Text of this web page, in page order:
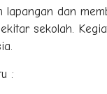
dan
sekolah.
: